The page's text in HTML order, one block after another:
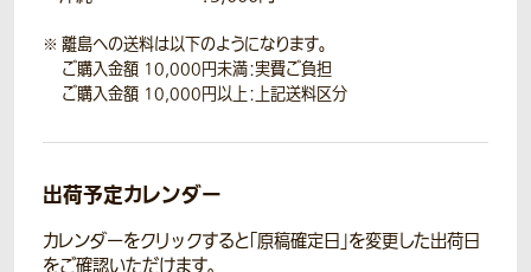
離島への送料は以下のようになります。
ご購入金額 10,000円未満：実費ご負担
ご購入金額 10,000円以上：上記送料区分
出荷予定カレンダー
カレンダーをクリックすると「原稿確定日」を変更した出荷日
をご確認いただけます。